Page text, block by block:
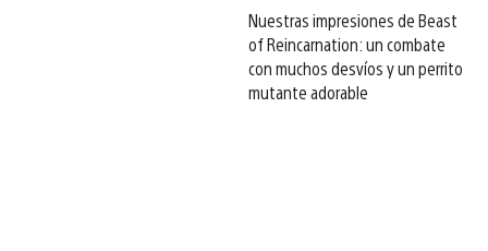
Nuestras impresiones de Beast
of Reincarnation: un combate
con muchos desvíos y un perrito
mutante adorable